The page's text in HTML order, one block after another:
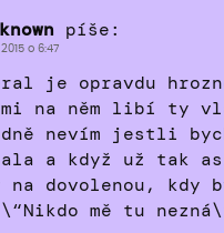
píše:
o 6:47
je opravdu
mi na něm libí ty
nevím jestli
a když už tak
dovolenou, kdy
mě tu